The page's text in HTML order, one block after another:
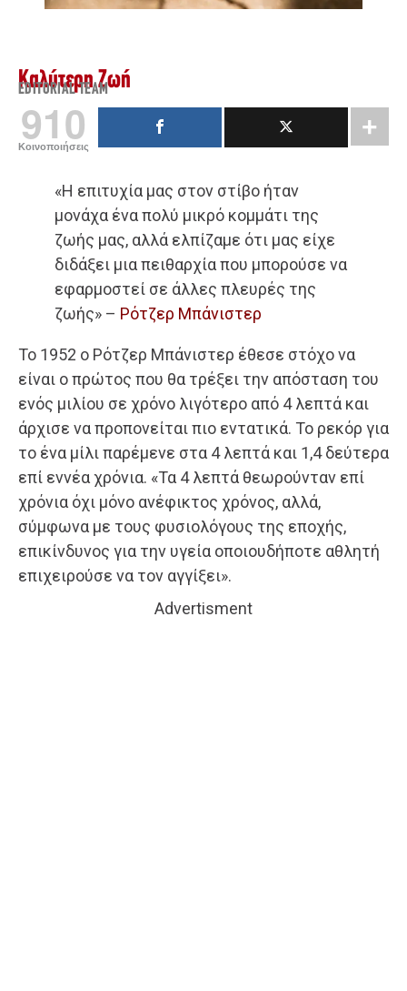
Καλύτερη Ζωή
EDITORIAL TEAM
910
Κοινοποιήσεις
«Η επιτυχία μας στον στίβο ήταν
μονάχα ένα πολύ μικρό κομμάτι της
ζωής μας, αλλά ελπίζαμε ότι μας είχε
διδάξει μια πειθαρχία που μπορούσε να
εφαρμοστεί σε άλλες πλευρές της
ζωής» – Ρότζερ Μπάνιστερ
Το 1952 ο Ρότζερ Μπάνιστερ έθεσε στόχο να
είναι ο πρώτος που θα τρέξει την απόσταση του
ενός μιλίου σε χρόνο λιγότερο από 4 λεπτά και
άρχισε να προπονείται πιο εντατικά. Το ρεκόρ για
το ένα μίλι παρέμενε στα 4 λεπτά και 1,4 δεύτερα
επί εννέα χρόνια. «Τα 4 λεπτά θεωρούνταν επί
χρόνια όχι μόνο ανέφικτος χρόνος, αλλά,
σύμφωνα με τους φυσιολόγους της εποχής,
επικίνδυνος για την υγεία οποιουδήποτε αθλητή
επιχειρούσε να τον αγγίξει».
Advertisment